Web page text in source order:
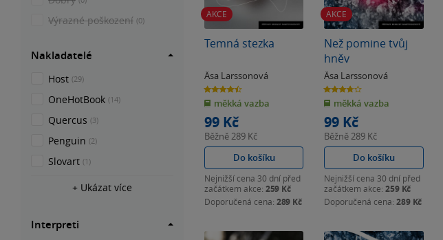
AKCE
Temná stezka
Äsa Larssonová
4.5
z
5
hvězdiček
měkká vazba
99 Kč
Běžně289 Kč
Do košíku
Nejnižší cena 30 dní před
začátkem akce: 259 Kč
Doporučená cena: 289 Kč
AKCE
Než pomine tvůj
hněv
Äsa Larssonová
3.8
z
5
hvězdiček
měkká vazba
99 Kč
Běžně289 Kč
Do košíku
Nejnižší cena 30 dní před
začátkem akce:259 Kč
Doporučená cena:289 Kč
Výrazné poškození (0)
Nakladatelé
Host (29)
OneHotBook (14)
Quercus (3)
Penguin (2)
Slovart (1)
+ Ukázat více
Interpreti